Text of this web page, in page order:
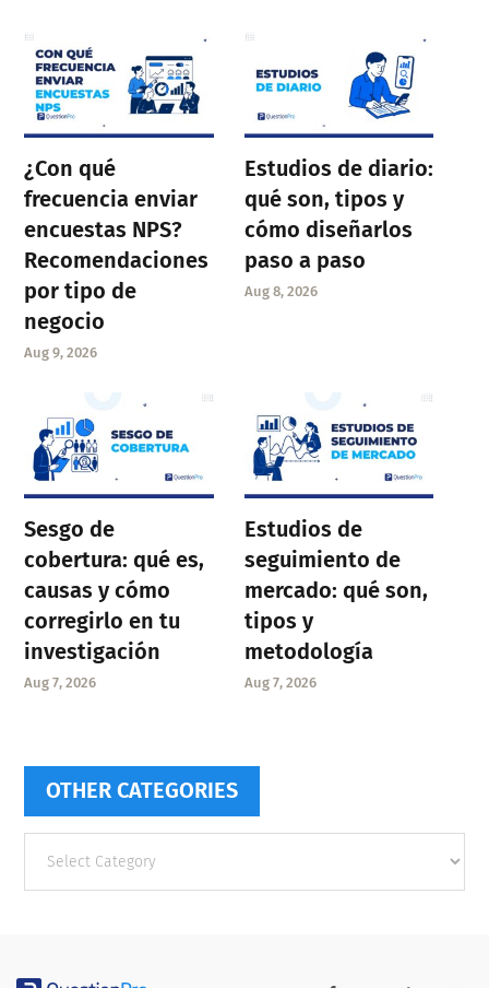
¿Con qué
frecuencia enviar
encuestas NPS?
Recomendaciones
por tipo de
negocio
Aug 9, 2026
Estudios de diario:
qué son, tipos y
cómo diseñarlos
paso a paso
Aug 8, 2026
Sesgo de
cobertura: qué es,
causas y cómo
corregirlo en tu
investigación
Aug 7, 2026
Estudios de
seguimiento de
mercado: qué son,
tipos y
metodología
Aug 7, 2026
OTHER CATEGORIES
categories